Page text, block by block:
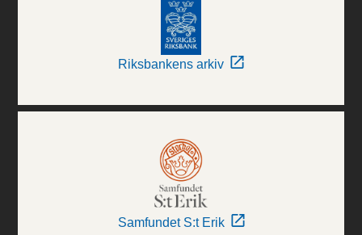
Riksbankens arkiv
Samfundet S:t Erik